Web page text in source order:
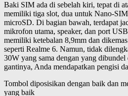
Baki SIM ada di sebelah kiri, tepat di
memiliki tiga slot, dua untuk Nano-
microSD. Di bagian bawah, terdapat
mikrofon utama, speaker, dan port
memiliki ketebalan 8,9mm dan
seperti Realme 6. Namun, tidak
30W yang sama dengan yang dibundel
gantinya, Anda mendapatkan pengisi
Tombol diposisikan dengan baik dan
yang baik